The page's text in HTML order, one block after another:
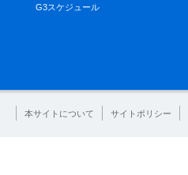
G3スケジュール
本サイトについて サイトポリシー